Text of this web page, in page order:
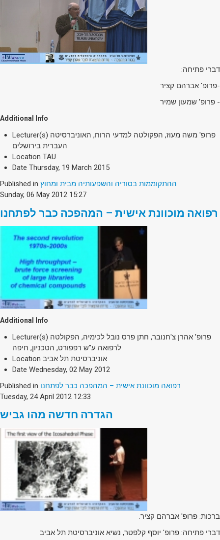
דברי פתיחה:
-פרופ' אברהם קציר
- פרופ' שמעון שמיר
Additional Info
Lecturer(s) פרופ' משה מעוז, הפקולטה למדעי הרוח, האוניברסיטה
העברית בירושלים
Location TAU
Date Thursday, 19 March 2015
Published in ההתקוממות בסוריה והשפעותיה מבית ומחוץ
Sunday, 06 May 2012 15:27
רפואה מוכוונת אישית – המהפכה כבר לפתחנו
Additional Info
Lecturer(s) פרופ' אהרן צ'חנובר, חתן פרס נובל לכימיה, הפקולטה
לרפואה ע"ש רפפורט, הטכניון, חיפה
Location אוניברסיטת תל אביב
Date Wednesday, 02 May 2012
Published in רפואה מוכוונת אישית – המהפכה כבר לפתחנו
Tuesday, 24 April 2012 12:33
הגדרה חדשה מהו גביש
ברכות: פרופ' אברהם קציר.
דברי פתיחה: פרופ' יוסף קלפטר, נשיא אוניברסיטת תל אביב